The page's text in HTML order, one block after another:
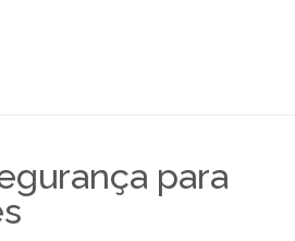
para